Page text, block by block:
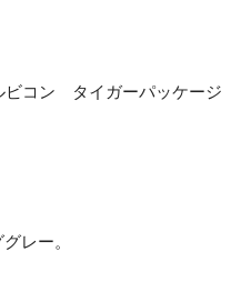
ビコン タイガーパッケージ
レー。